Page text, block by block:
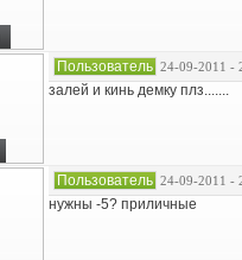
Пользователь 24-09-2011 -
залей и кинь демку плз.......
Пользователь 24-09-2011 -
нужны -5? приличные